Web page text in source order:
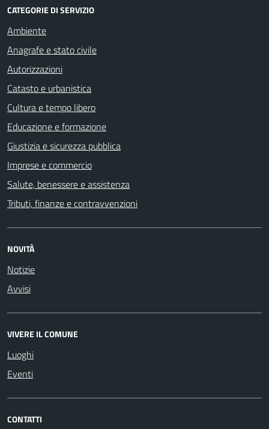
CATEGORIE DI SERVIZIO
Ambiente
Anagrafe e stato civile
Autorizzazioni
Catasto e urbanistica
Cultura e tempo libero
Educazione e formazione
Giustizia e sicurezza pubblica
Imprese e commercio
Salute, benessere e assistenza
Tributi, finanze e contravvenzioni
NOVITÀ
Notizie
Avvisi
VIVERE IL COMUNE
Luoghi
Eventi
CONTATTI